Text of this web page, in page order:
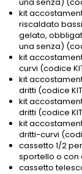
una senza)
kit
riscaldato
gelato,
una senza)
kit
curvi (codice
kit
dritti (codice
kit
dritti (codice KIT
kit
dritti-curvi
cassetto 1/2
sportello o con
cassetto